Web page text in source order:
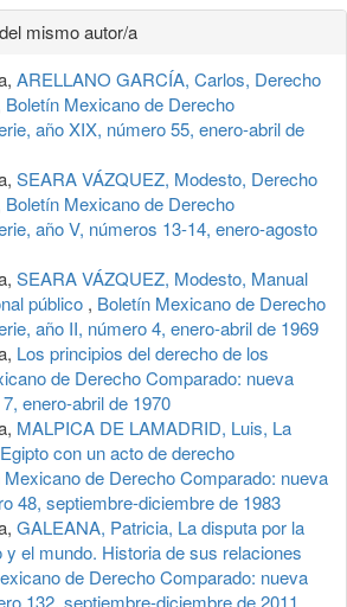
mismo autor/a
ARELLANO GARCÍA, Carlos, Derecho
Boletín Mexicano de Derecho
año XIX, número 55, enero-abril de
SEARA VÁZQUEZ, Modesto, Derecho
Boletín Mexicano de Derecho
año V, números 13-14, enero-agosto
SEARA VÁZQUEZ, Modesto, Manual
público , Boletín Mexicano de Derecho
año II, número 4, enero-abril de 1969
Los principios del derecho de los
de Derecho Comparado: nueva
enero-abril de 1970
MALPICA DE LAMADRID, Luis, La
con un acto de derecho
Mexicano de Derecho Comparado: nueva
48, septiembre-diciembre de 1983
GALEANA, Patricia, La disputa por la
el mundo. Historia de sus relaciones
de Derecho Comparado: nueva
132, septiembre-diciembre de 2011